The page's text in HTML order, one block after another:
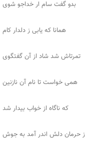
بدو گفت سام ار خداجو شوی
همانا که یابی ز دلدار کام
تمرتاش شد شاد از آن گفتگوی
همی خواست تا نام آن نازنین
که ناگاه از خواب بیدار شد
ز حرمان دلش اندر آمد به جوش